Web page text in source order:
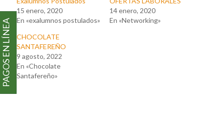
15 enero, 2020
En «exalumnos postulados»
14 enero, 2020
En «Networking»
CHOCOLATE
SANTAFEREÑO
9 agosto, 2022
En «Chocolate
Santafereño»
PAGOS EN LÍNEA